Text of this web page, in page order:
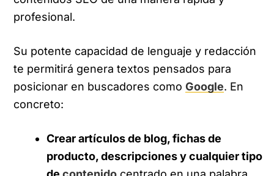
profesional.
Su potente capacidad de lenguaje y redacción
te permitirá genera textos pensados para
posicionar en buscadores como Google. En
concreto:
Crear artículos de blog, fichas de
producto, descripciones y cualquier tipo